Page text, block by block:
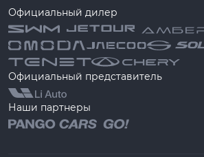
Официальный дилер
Официальный представитель
Наши партнеры